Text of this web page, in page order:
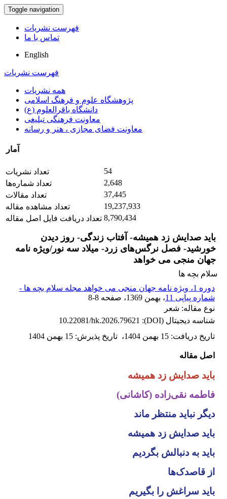
Toggle navigation
فهرست نشریات
تماس با ما
English
فهرست نشریات
همه نشریات
پژوهشگاه علوم و فرهنگ اسلامی
دانشگاه باقرالعلوم (ع)
معاونت فرهنگی تبلیغی
معاونت فضای مجازی ، هنر و رسانه
آمار
تعداد نشریات
54
تعداد شماره‌ها
2,648
تعداد مقالات
37,445
تعداد مشاهده مقاله
19,237,933
تعداد دریافت فایل اصل مقاله 8,790,434
باید صدایش زد همیشه- آفتاب زندگی- روز دیدن
خورشید- فصل نرگس‌های زرد- میلاد سه نور/ویژه نامه
جهان منجی می خواهد
سلام بچه ها
دوره 1، ویژه نامه جهان منجی می خواهد مجله سلام بچه ها -
شماره پیاپی 11
، بهمن 1369 ، صفحه 8-8
نوع مقاله: شعر
شناسه دیجیتال (DOI):
10.22081/hk.2026.79621
تاریخ دریافت: 15 بهمن 1404 ، تاریخ پذیرش: 15 بهمن 1404
اصل مقاله
باید صدایش زد همیشه
فاطمه نقی‌زاده (کاشانی)
دیگر نباید منتظر ماند
باید صدایش زد همیشه
باید به دنبالش بگردیم
از قاصدک‌ها
باید سراغش را بگیریم